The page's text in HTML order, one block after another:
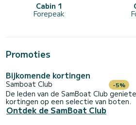
Cabin 1
Forepeak
Promoties
Bijkomende kortingen
Samboat Club -5%
De leden van de SamBoat Club
kortingen op een selectie van boten.
Ontdek de SamBoat Club